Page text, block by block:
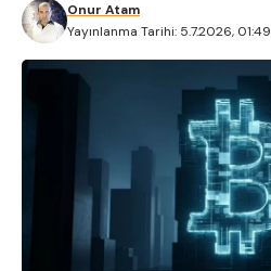
Yayınlanma Tarihi: 5.7.2026, 01:49
Onur Atam